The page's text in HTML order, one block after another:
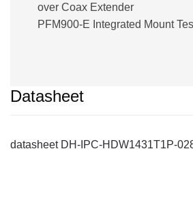
over Coax Extender
PFM900-E Integrated Mount
Datasheet
datasheet DH-IPC-HDW1431T1P-